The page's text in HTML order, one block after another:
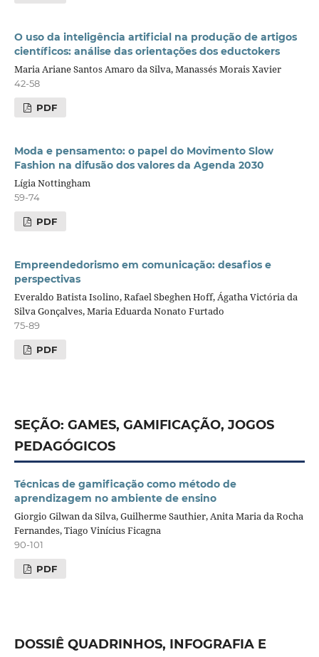
O uso da inteligência artificial na produção de artigos
científicos: análise das orientações dos eductokers
Maria Ariane Santos Amaro da Silva, Manassés Morais Xavier
42-58
PDF
Moda e pensamento: o papel do Movimento Slow
Fashion na difusão dos valores da Agenda 2030
Lígia Nottingham
59-74
PDF
Empreendedorismo em comunicação: desafios e
perspectivas
Everaldo Batista Isolino, Rafael Sbeghen Hoff, Ágatha Victória da
Silva Gonçalves, Maria Eduarda Nonato Furtado
75-89
PDF
SEÇÃO: GAMES, GAMIFICAÇÃO, JOGOS
PEDAGÓGICOS
Técnicas de gamificação como método de
aprendizagem no ambiente de ensino
Giorgio Gilwan da Silva, Guilherme Sauthier, Anita Maria da Rocha
Fernandes, Tiago Vinícius Ficagna
90-101
PDF
DOSSIÊ QUADRINHOS, INFOGRAFIA E